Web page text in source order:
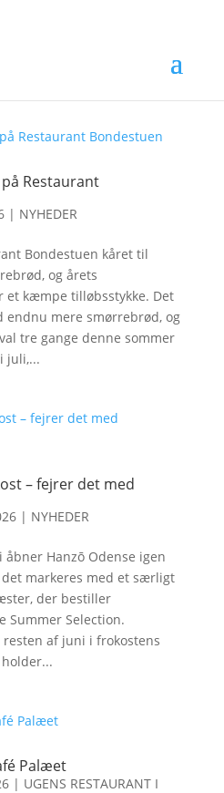
Restaurant
| NYHEDER
Bondestuen kåret til
og årets
et kæmpe tilløbsstykke. Det
mere smørrebrød, og
tre gange denne sommer
juli,...
– fejrer det med
| NYHEDER
Hanzō Odense igen
markeres med et særligt
der bestiller
Summer Selection.
af juni i frokostens
Palæet
| UGENS RESTAURANT I